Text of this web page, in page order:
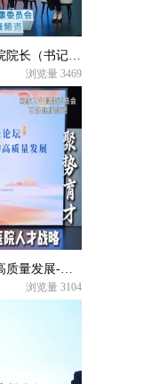
2025健康传播大会第四届医院院长（书记）论坛成功举办—聚焦健康传播赋能公立医疗机构高质量发展
浏览量 3469
健康传播赋能公立医疗机构高质量发展-第四届医院院长（书记）论坛即将启幕
浏览量 3104